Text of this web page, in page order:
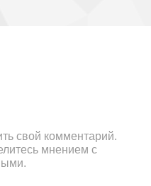
свой комментарий.
мнением с